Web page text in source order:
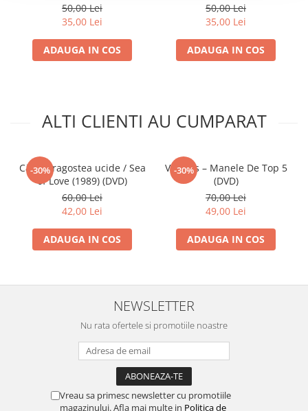
50,00 Lei
35,00 Lei
ADAUGA IN COS
50,00 Lei
35,00 Lei
ADAUGA IN COS
ALTI CLIENTI AU CUMPARAT
-30%
Când dragostea ucide / Sea
of Love (1989) (DVD)
60,00 Lei
42,00 Lei
ADAUGA IN COS
-30%
Various – Manele De Top 5
(DVD)
70,00 Lei
49,00 Lei
ADAUGA IN COS
NEWSLETTER
Nu rata ofertele si promotiile noastre
Vreau sa primesc newsletter cu promotiile
magazinului. Afla mai multe in Politica de